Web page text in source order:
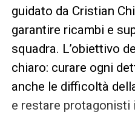
guidato da Cristian
garantire ricambi e
squadra. L’obiettivo
chiaro: curare ogni
anche le difficoltà
e restare protagonisti